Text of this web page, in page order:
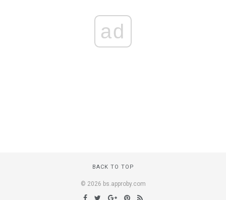
ad
BACK TO TOP
© 2026 bs.approby.com